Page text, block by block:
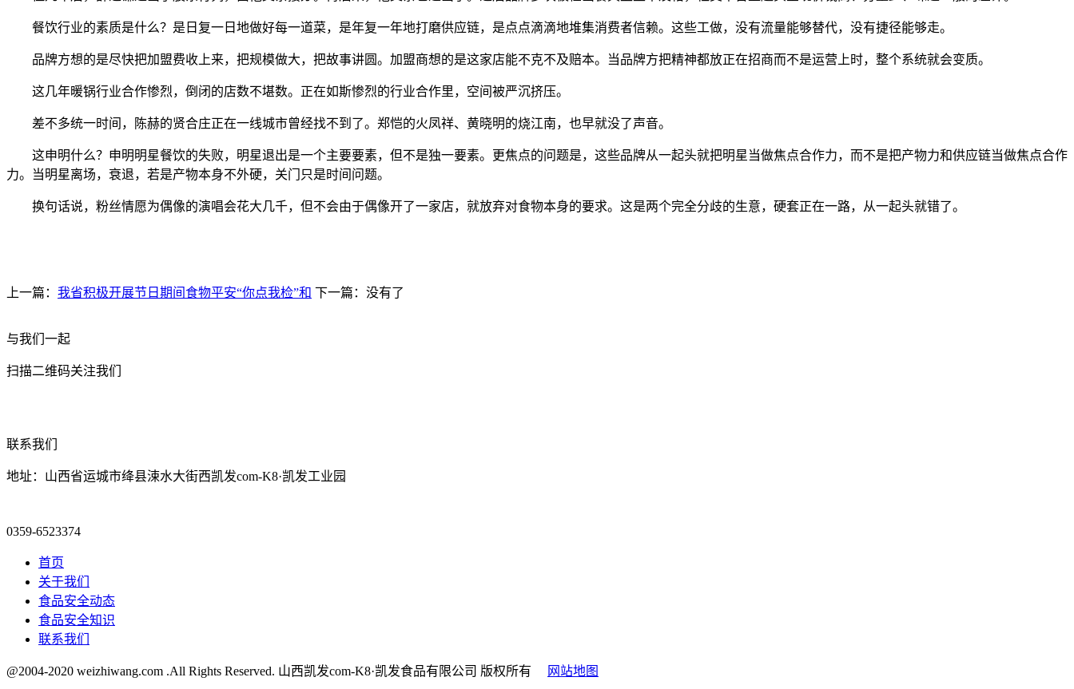
餐饮行业的素质是什么？是日复一日地做好每一道菜，是年复一年地打磨供应链，是点点滴滴地堆集消费者信赖。这些工做，没有流量能够替代，没有捷径能够走。
品牌方想的是尽快把加盟费收上来，把规模做大，把故事讲圆。加盟商想的是这家店能不克不及赔本。当品牌方把精神都放正在招商而不是运营上时，整个系统就会变质。
这几年暖锅行业合作惨烈，倒闭的店数不堪数。正在如斯惨烈的行业合作里，空间被严沉挤压。
差不多统一时间，陈赫的贤合庄正在一线城市曾经找不到了。郑恺的火凤祥、黄晓明的烧江南，也早就没了声音。
这申明什么？申明明星餐饮的失败，明星退出是一个主要要素，但不是独一要素。更焦点的问题是，这些品牌从一起头就把明星当做焦点合作力，而不是把产物力和供应链当做焦点合作
力。当明星离场，衰退，若是产物本身不外硬，关门只是时间问题。
换句话说，粉丝情愿为偶像的演唱会花大几千，但不会由于偶像开了一家店，就放弃对食物本身的要求。这是两个完全分歧的生意，硬套正在一路，从一起头就错了。
上一篇： 我省积极开展节日期间食物平安“你点我检”和 下一篇：没有了
与我们一起
扫描二维码关注我们
联系我们
地址：山西省运城市绛县涑水大街西凯发com-K8·凯发工业园
0359-6523374
首页
关于我们
食品安全动态
食品安全知识
联系我们
@2004-2020 weizhiwang.com .All Rights Reserved. 山西凯发com-K8·凯发食品有限公司 版权所有 网站地图